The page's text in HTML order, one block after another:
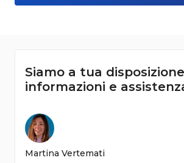
Siamo a tua
informazioni e
Martina Vertemati